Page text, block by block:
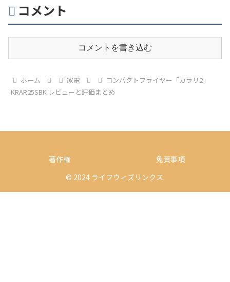
コメント
コメントを書き込む
ホーム 家電
コンパクトフライヤー「カラリ2」
KRAR25SBK レビューと評価まとめ
著作権
免責事項
© 2024 ライフウィズリンクス.